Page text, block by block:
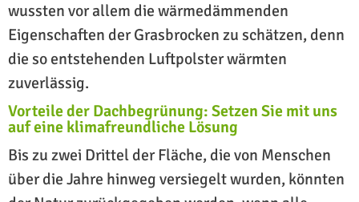
wussten vor allem die wärmedämmenden
Eigenschaften der Grasbrocken zu schätzen, denn
die so entstehenden Luftpolster wärmten
zuverlässig.
Vorteile der Dachbegrünung: Setzen Sie mit uns
auf eine klimafreundliche Lösung
Bis zu zwei Drittel der Fläche, die von Menschen
über die Jahre hinweg versiegelt wurden, könnten